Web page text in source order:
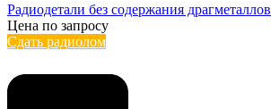
Радиодетали без содержания драгметаллов
Цена по запросу
Сдать радиолом